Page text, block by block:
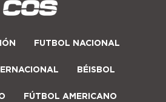
FUTBOL NACIONAL
BÉISBOL
FÚTBOL AMERICANO